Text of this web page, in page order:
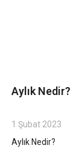
Aylık Nedir?
1 Şubat 2023
Aylık Nedir?